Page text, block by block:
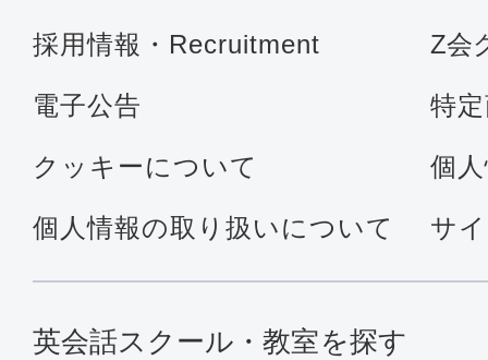
採用情報・Recruitment Z会
電子公告 特
クッキーについて 個
個人情報の取り扱いについて サ
英会話スクール・教室を探す